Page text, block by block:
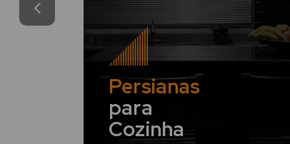
Persianas
para
Cozinha